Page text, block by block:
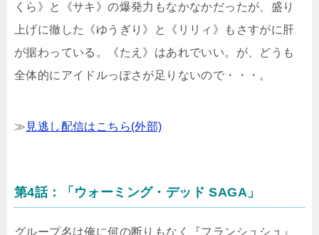
くら》と《サキ》の爆発力もなかなかだったが、盛り
上げに徹した《ゆうぎり》と《リリィ》もさすがに肝
が据わっている。《たえ》はあれでいい。が、どうも
全体的にアイドルっぽさが足りないので・・・。
≫ 見逃し配信はこちら(外部)
第4話：「ウォーミング・デッド SAGA」
グループ名は俺に何の断りもなく『フランシュシュ』